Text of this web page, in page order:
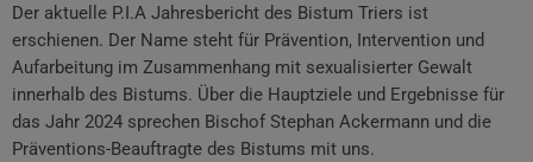
Der aktuelle P.I.A Jahresbericht des Bistum Triers ist
erschienen. Der Name steht für Prävention, Intervention und
Aufarbeitung im Zusammenhang mit sexualisierter Gewalt
innerhalb des Bistums. Über die Hauptziele und Ergebnisse für
das Jahr 2024 sprechen Bischof Stephan Ackermann und die
Präventions-Beauftragte des Bistums mit uns.